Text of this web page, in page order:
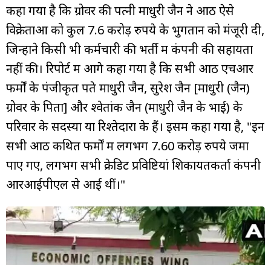
कहा गया है कि ग्रोवर की पत्नी माधुरी जैन ने आठ ऐसे
विक्रेताओं को कुल 7.6 करोड़ रुपये के भुगतान को मंजूरी दी,
जिन्होंने किसी भी कर्मचारी की भर्ती में कंपनी की सहायता
नहीं की। रिपोर्ट में आगे कहा गया है कि सभी आठ एचआर
फर्मों के पंजीकृत पते माधुरी जैन, सुरेश जैन [माधुरी (जैन)
ग्रोवर के पिता] और श्वेतांक जैन (माधुरी जैन के भाई) के
परिवार के सदस्यों या रिश्तेदारों के हैं। इसमें कहा गया है, "इन
सभी आठ कथित फर्मों में लगभग 7.60 करोड़ रुपये जमा
पाए गए, लगभग सभी क्रेडिट प्रविष्टियां शिकायतकर्ता कंपनी
आरआईपीएल से आई थीं।"